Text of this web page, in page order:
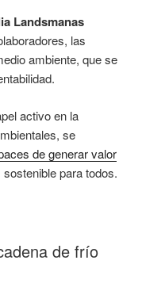
Landsmanas
las
ambiente, que se
activo en la
se
de generar valor
para todos.
de frío